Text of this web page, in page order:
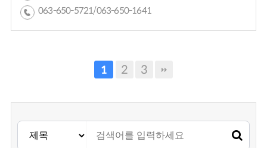
063-650-5721/063-650-1641
1 2 3